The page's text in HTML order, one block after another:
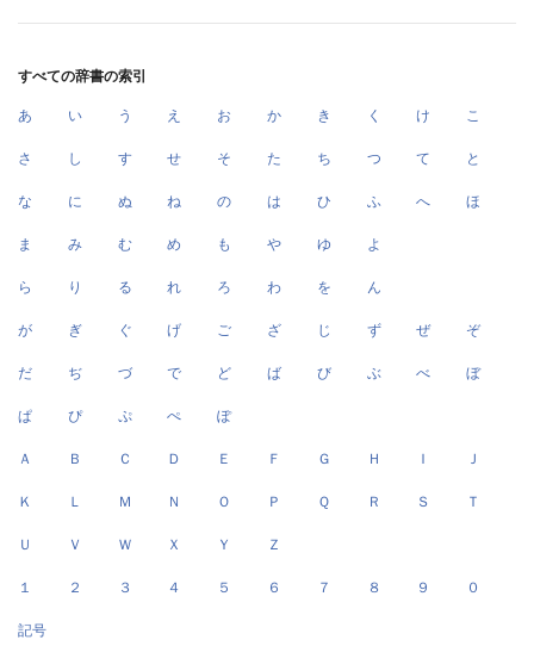
すべての辞書の索引
あ い う え お か き く け こ
さ し す せ そ た ち つ て と
な に ぬ ね の は ひ ふ へ ほ
ま み む め も や ゆ よ
ら り る れ ろ わ を ん
が ぎ ぐ げ ご ざ じ ず ぜ ぞ
だ ぢ づ で ど ば び ぶ べ ぼ
ぱ ぴ ぷ ぺ ぽ
Ａ Ｂ Ｃ Ｄ Ｅ Ｆ Ｇ Ｈ Ｉ Ｊ
Ｋ Ｌ Ｍ Ｎ Ｏ Ｐ Ｑ Ｒ Ｓ Ｔ
Ｕ Ｖ Ｗ Ｘ Ｙ Ｚ
１ ２ ３ ４ ５ ６ ７ ８ ９ ０
記号